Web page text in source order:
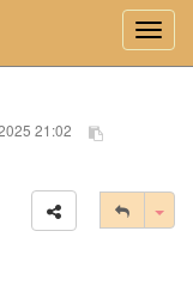
21:02